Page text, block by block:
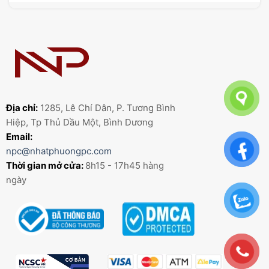
Địa chỉ: 1285, Lê Chí Dân, P. Tương Bình
Hiệp, Tp Thủ Dầu Một, Bình Dương
Email:
npc@nhatphuongpc.com
Thời gian mở cửa: 8h15 - 17h45 hàng
ngày